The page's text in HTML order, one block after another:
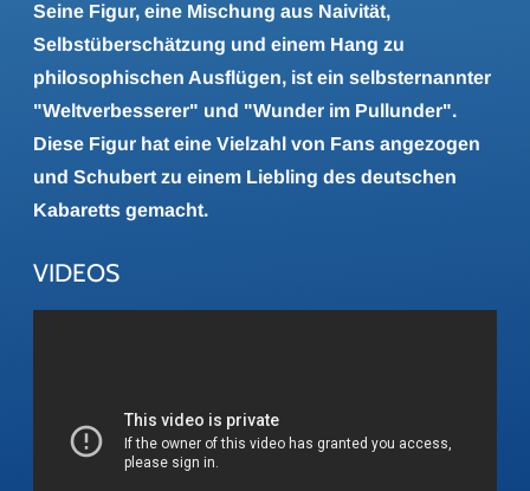
Seine Figur, eine Mischung aus Naivität,
Selbstüberschätzung und einem Hang zu
philosophischen Ausflügen, ist ein selbsternannter
"Weltverbesserer" und "Wunder im Pullunder".
Diese Figur hat eine Vielzahl von Fans angezogen
und Schubert zu einem Liebling des deutschen
Kabaretts gemacht.
VIDEOS